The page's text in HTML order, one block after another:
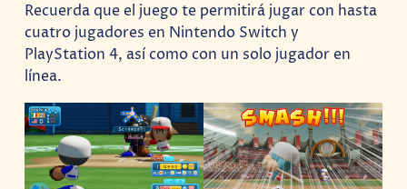
Recuerda que el juego te permitirá jugar con hasta
cuatro jugadores en Nintendo Switch y
PlayStation 4, así como con un solo jugador en
línea.